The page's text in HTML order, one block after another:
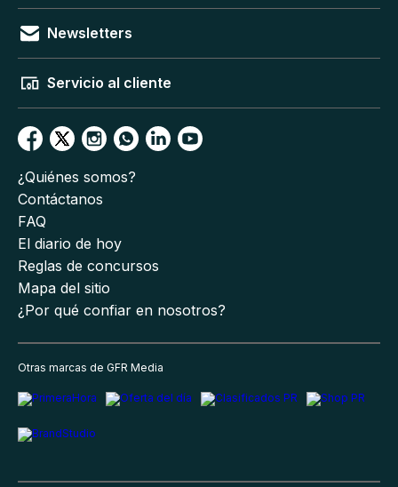
Newsletters
Servicio al cliente
¿Quiénes somos?
Contáctanos
FAQ
El diario de hoy
Reglas de concursos
Mapa del sitio
¿Por qué confiar en nosotros?
Otras marcas de GFR Media